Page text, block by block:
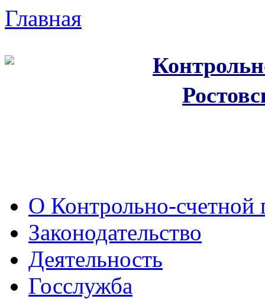
Главная
О Контрольно-счетной
Законодательство
Деятельность
Госслужба